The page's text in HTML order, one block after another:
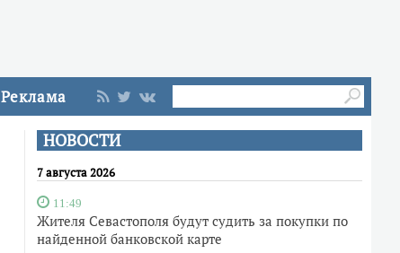
Реклама
НОВОСТИ
7 августа 2026
11:49
Жителя Севастополя будут судить за покупки по
найденной банковской карте